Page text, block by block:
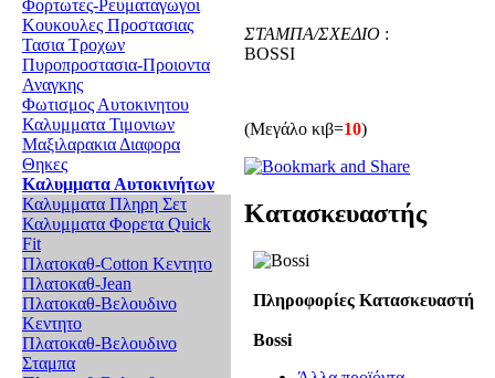
Φορτωτες-Ρευματαγωγοι
Κουκουλες Προστασιας
Τασια Τροχων
Πυροπροστασια-Προιοντα
Αναγκης
Φωτισμος Αυτοκινητου
Καλυμματα Τιμονιων
Μαξιλαρακια Διαφορα
Θηκες
Καλυμματα Αυτοκινήτων
Καλυμματα Πληρη Σετ
Καλυμματα Φορετα Quick
Fit
Πλατοκαθ-Cotton Κεντητο
Πλατοκαθ-Jean
Πλατοκαθ-Βελουδινο
Κεντητο
Πλατοκαθ-Βελουδινο
Σταμπα
ΣΤΑΜΠΑ/ΣΧΕΔΙΟ :
BOSSI
(Μεγάλο κιβ=10)
Κατασκευαστής
Πληροφορίες Κατασκευαστή
Bossi